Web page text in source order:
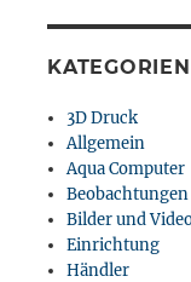
KATEGORIEN
3D Druck
Allgemein
Aqua Computer
Beobachtungen
Bilder und
Einrichtung
Händler